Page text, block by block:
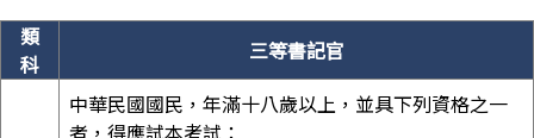
類
科
三等書記官
中華民國國民，年滿十八歲以上，並具下列資格之一
者，得應試本考試：